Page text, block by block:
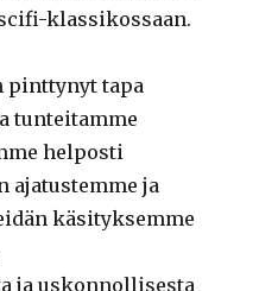
klassikossaan.
pinttynyt tapa
tunteitamme
helposti
ajatustemme ja
käsityksemme
ja uskonnollisesta